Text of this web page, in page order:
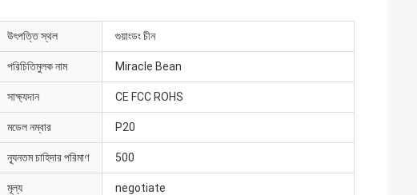
উৎপত্তি স্থল গুয়াংডং চীন
পরিচিতিমুলক নাম Miracle Bean
সাক্ষ্যদান CE FCC ROHS
মডেল নম্বার P20
ন্যূনতম চাহিদার পরিমাণ 500
মূল্য negotiate